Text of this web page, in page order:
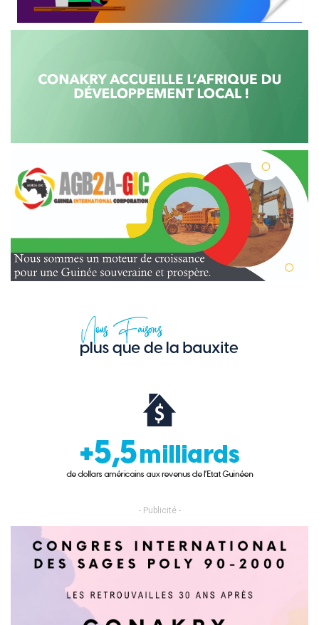
- Publicité -